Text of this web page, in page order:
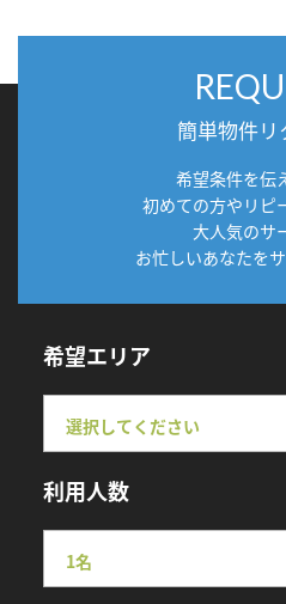
簡単物件リ
希望条件を伝
初めての方やリピ
大人気のサ
お忙しいあなたを
希望エリア
利用人数